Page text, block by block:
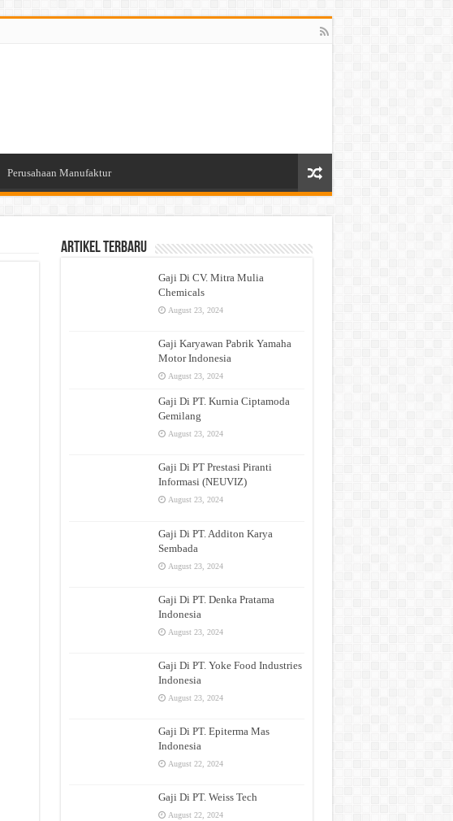
Perusahaan Manufaktur
Artikel Terbaru
Gaji Di CV. Mitra Mulia
Chemicals
August 23, 2024
Gaji Karyawan Pabrik Yamaha
Motor Indonesia
August 23, 2024
Gaji Di PT. Kurnia Ciptamoda
Gemilang
August 23, 2024
Gaji Di PT Prestasi Piranti
Informasi (NEUVIZ)
August 23, 2024
Gaji Di PT. Additon Karya
Sembada
August 23, 2024
Gaji Di PT. Denka Pratama
Indonesia
August 23, 2024
Gaji Di PT. Yoke Food Industries
Indonesia
August 23, 2024
Gaji Di PT. Epiterma Mas
Indonesia
August 22, 2024
Gaji Di PT. Weiss Tech
August 22, 2024